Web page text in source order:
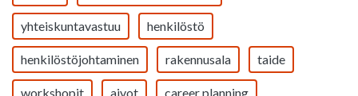
yhteiskuntavastuu henkilöstö
henkilöstöjohtaminen rakennusala taide
workshopit aivot career planning